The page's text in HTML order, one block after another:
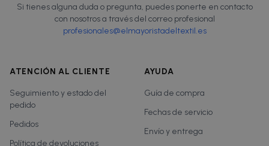
Si tienes alguna duda o pregunta, puedes ponerte en contacto
con nosotros a través del correo profesional
profesionales@elmayoristadeltextil.es
ATENCIÓN AL CLIENTE
Seguimiento y estado del
pedido
Pedidos
Política de devoluciones
AYUDA
Guía de compra
Fechas de servicio
Envío y entrega